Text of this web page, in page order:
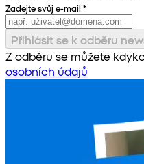
Zadejte svůj e-mail *
Přihlásit se k odběru
Z odběru se můžete
osobních údajů